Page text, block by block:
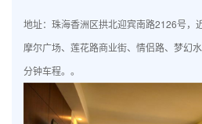
地址：珠海香洲区拱北迎宾南路2126号，
摩尔广场、莲花路商业街、情侣路、梦幻
分钟车程。。